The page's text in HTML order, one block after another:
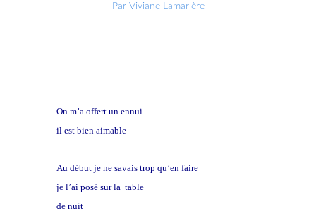
Par Viviane Lamarlère
On m’a offert un ennui
il est bien aimable
Au début je ne savais trop qu’en faire
je l’ai posé sur la table
de nuit